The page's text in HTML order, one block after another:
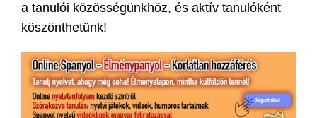
a tanulói közösségünkhöz, és aktív tanulóként
köszönthetünk!